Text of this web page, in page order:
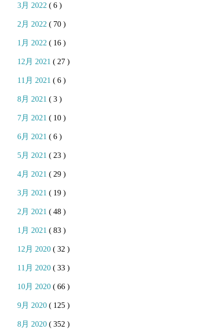
3月 2022( 6 )
2月 2022( 70 )
1月 2022( 16 )
12月 2021( 27 )
11月 2021( 6 )
8月 2021( 3 )
7月 2021( 10 )
6月 2021( 6 )
5月 2021( 23 )
4月 2021( 29 )
3月 2021( 19 )
2月 2021( 48 )
1月 2021( 83 )
12月 2020( 32 )
11月 2020( 33 )
10月 2020( 66 )
9月 2020( 125 )
8月 2020( 352 )